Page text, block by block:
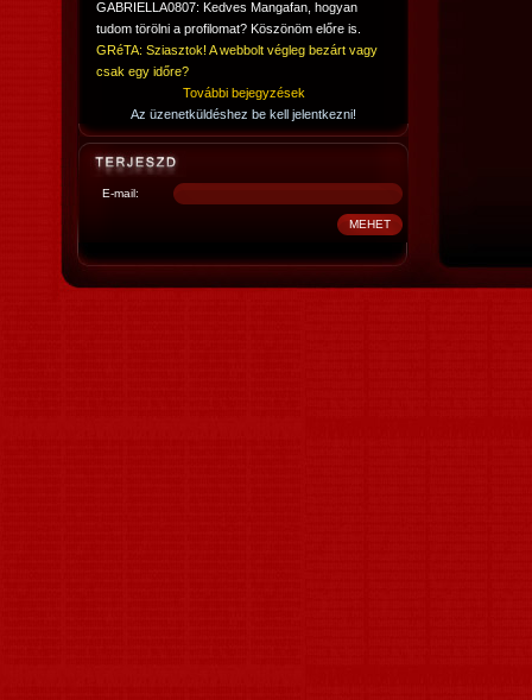
GABRIELLA0807: Kedves Mangafan, hogyan
tudom törölni a profilomat? Köszönöm előre is.
GRéTA: Sziasztok! A webbolt végleg bezárt vagy
csak egy időre?
További bejegyzések
Az üzenetküldéshez be kell jelentkezni!
E-mail: